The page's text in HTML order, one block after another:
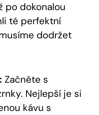
po dokonalou
té perfektní
dodržet
Začněte s
Nejlepší je si
kávu s